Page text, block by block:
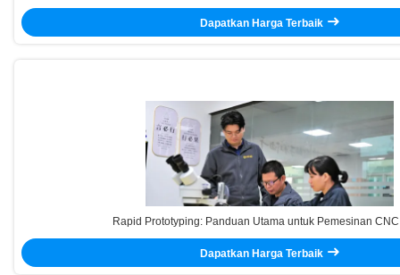
Dikustomisasi untuk Efisiensi Biaya
Dapatkan Harga Terbaik
Rapid Prototyping: Panduan Utama untuk Pemesinan
Dapatkan Harga Terbaik